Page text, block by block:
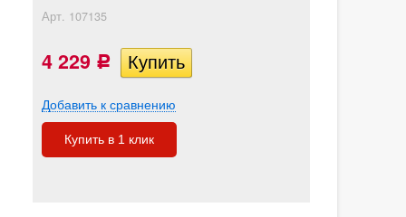
Арт. 107135
4 229 Р
Добавить к сравнению
Купить в 1 клик